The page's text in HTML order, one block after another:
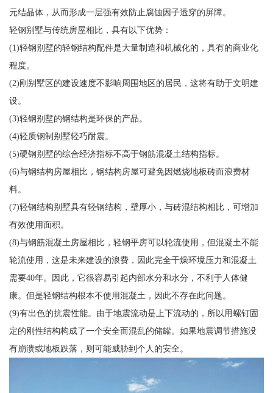
元结晶体，从而形成一层强有效防止腐蚀因子透穿的屏障。
轻钢别墅与传统房屋相比，具有以下优势：
(1)轻钢别墅的轻钢结构配件是大量制造和机械化的，具有的商业化
程度。
(2)刚别墅区的建设速度不影响周围地区的居民，这将有助于文明建
设。
(3)轻钢别墅的钢结构是环保的产品。
(4)轻质钢制别墅轻巧耐震。
(5)硬钢别墅的综合经济指标不高于钢筋混凝土结构指标。
(6)与钢结构房屋相比，钢结构房屋可避免因燃烧地板砖而浪费材
料。
(7)轻钢结构别墅具有轻钢结构，壁厚小，与砖混结构相比，可增加
有效使用面积。
(8)与钢筋混凝土房屋相比，轻钢平房可以轮流使用，但混凝土不能
轮流使用，这是未来建设的浪费，因此完全干燥环境压力和混凝土
需要40年。因此，它很容易引起内部水分和水分，不利于人体健
康。但是轻钢结构根本不使用混凝土，因此不存在此问题。
(9)有出色的抗震性能。由于地震流动是上下流动的，所以用螺钉固
定的刚性结构构成了一个安全而混乱的储罐。如果地震调节措施没
有崩溃或地板跌落，则可能威胁到个人的安全。